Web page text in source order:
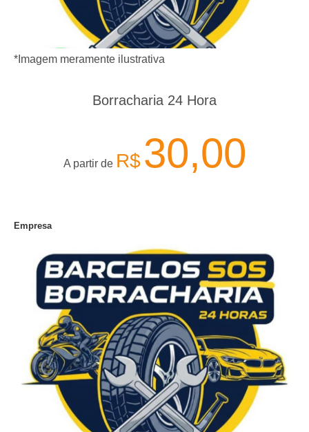
*Imagem meramente ilustrativa
Borracharia 24 Hora
A partir de R$ 30,00
Empresa